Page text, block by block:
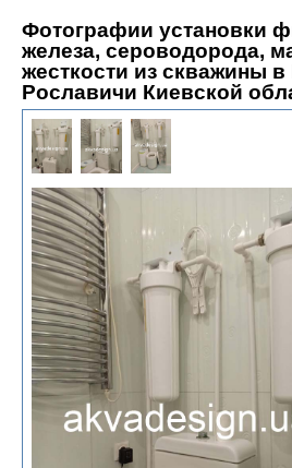
Фотографии установки
железа, сероводорода,
жесткости из скважины
Рославичи Киевской